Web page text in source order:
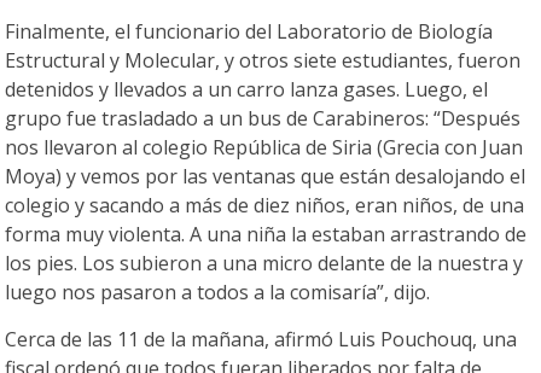
Finalmente, el funcionario del Laboratorio de Biología
Estructural y Molecular, y otros siete estudiantes, fueron
detenidos y llevados a un carro lanza gases. Luego, el
grupo fue trasladado a un bus de Carabineros: “Después
nos llevaron al colegio República de Siria (Grecia con Juan
Moya) y vemos por las ventanas que están desalojando el
colegio y sacando a más de diez niños, eran niños, de una
forma muy violenta. A una niña la estaban arrastrando de
los pies. Los subieron a una micro delante de la nuestra y
luego nos pasaron a todos a la comisaría”, dijo.
Cerca de las 11 de la mañana, afirmó Luis Pouchouq, una